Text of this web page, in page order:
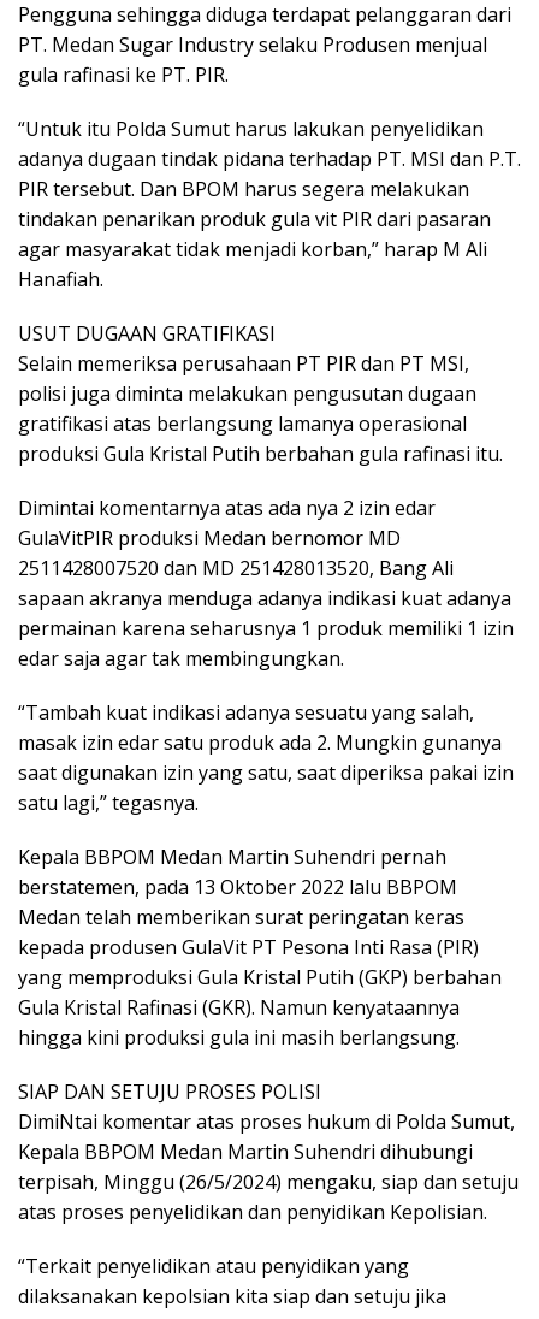
Pengguna sehingga diduga terdapat pelanggaran dari
PT. Medan Sugar Industry selaku Produsen menjual
gula rafinasi ke PT. PIR.
“Untuk itu Polda Sumut harus lakukan penyelidikan
adanya dugaan tindak pidana terhadap PT. MSI dan P.T.
PIR tersebut. Dan BPOM harus segera melakukan
tindakan penarikan produk gula vit PIR dari pasaran
agar masyarakat tidak menjadi korban,” harap M Ali
Hanafiah.
USUT DUGAAN GRATIFIKASI
Selain memeriksa perusahaan PT PIR dan PT MSI,
polisi juga diminta melakukan pengusutan dugaan
gratifikasi atas berlangsung lamanya operasional
produksi Gula Kristal Putih berbahan gula rafinasi itu.
Dimintai komentarnya atas ada nya 2 izin edar
GulaVitPIR produksi Medan bernomor MD
2511428007520 dan MD 251428013520, Bang Ali
sapaan akranya menduga adanya indikasi kuat adanya
permainan karena seharusnya 1 produk memiliki 1 izin
edar saja agar tak membingungkan.
“Tambah kuat indikasi adanya sesuatu yang salah,
masak izin edar satu produk ada 2. Mungkin gunanya
saat digunakan izin yang satu, saat diperiksa pakai izin
satu lagi,” tegasnya.
Kepala BBPOM Medan Martin Suhendri pernah
berstatemen, pada 13 Oktober 2022 lalu BBPOM
Medan telah memberikan surat peringatan keras
kepada produsen GulaVit PT Pesona Inti Rasa (PIR)
yang memproduksi Gula Kristal Putih (GKP) berbahan
Gula Kristal Rafinasi (GKR). Namun kenyataannya
hingga kini produksi gula ini masih berlangsung.
SIAP DAN SETUJU PROSES POLISI
DimiNtai komentar atas proses hukum di Polda Sumut,
Kepala BBPOM Medan Martin Suhendri dihubungi
terpisah, Minggu (26/5/2024) mengaku, siap dan setuju
atas proses penyelidikan dan penyidikan Kepolisian.
“Terkait penyelidikan atau penyidikan yang
dilaksanakan kepolsian kita siap dan setuju jika